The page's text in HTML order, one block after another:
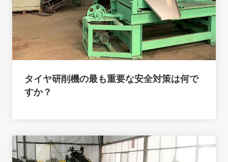
タイヤ研削機の最も重要な安全対策は何で
すか？